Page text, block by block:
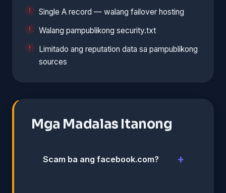
Single A record — walang failover hosting
Walang pampublikong security.txt
Limitado ang reputation data sa pampublikong
sources
Mga Madalas Itanong
Scam ba ang facebook.com?